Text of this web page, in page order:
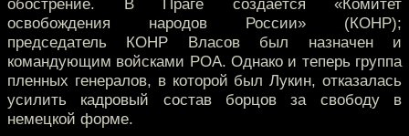
обострение. В Праге создаётся «Комитет
освобождения народов России» (КОНР);
председатель КОНР Власов был назначен и
командующим войсками РОА. Однако и теперь группа
пленных генералов, в которой был Лукин, отказалась
усилить кадровый состав борцов за свободу в
немецкой форме.